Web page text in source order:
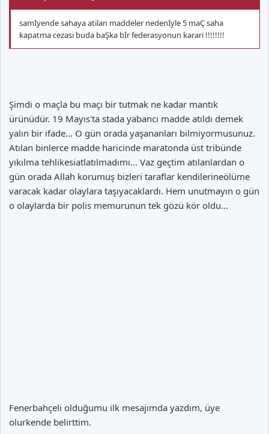
stefan wittberg´e tribunden atilan bir bozuk para isabet ediyor.
Hakem maca devam ediyor. Fifa tarafindan irlanda´ya herhangi
bir saha kapatma cezasi verilmezken‚ 9.500 pound para cezasi
05.04.2009... Yer galler... Cardiff city - swansea derbi maci...
Tribunden atilan bir bozuk para hakem mike dean´e isabet
ediyor. Hakem‚ tedavisinin ardından devam ediyor. Incelemeler
samİyende sahaya atilan maddeler nedenİyle 5 maÇ saha
kapatma cezasi buda baŞka bİr federasyonun karari !!!!!!!!
Şimdi o maçla bu maçı bir tutmak ne kadar mantık
ürünüdür. 19 Mayıs'ta stada yabancı madde atıldı demek
yalın bir ifade... O gün orada yaşananları bilmiyormusunuz.
Atılan binlerce madde haricinde maratonda üst tribünde
yıkılma tehlikesiatlatılmadımı... Vaz geçtim atılanlardan o
gün orada Allah korumuş bizleri taraflar kendilerineölüme
varacak kadar olaylara taşıyacaklardı. Hem unutmayın o gün
o olaylarda bir polis memurunun tek gözü kör oldu...
Fenerbahçeli olduğumu ilk mesajımda yazdım, üye
olurkende belirttim.